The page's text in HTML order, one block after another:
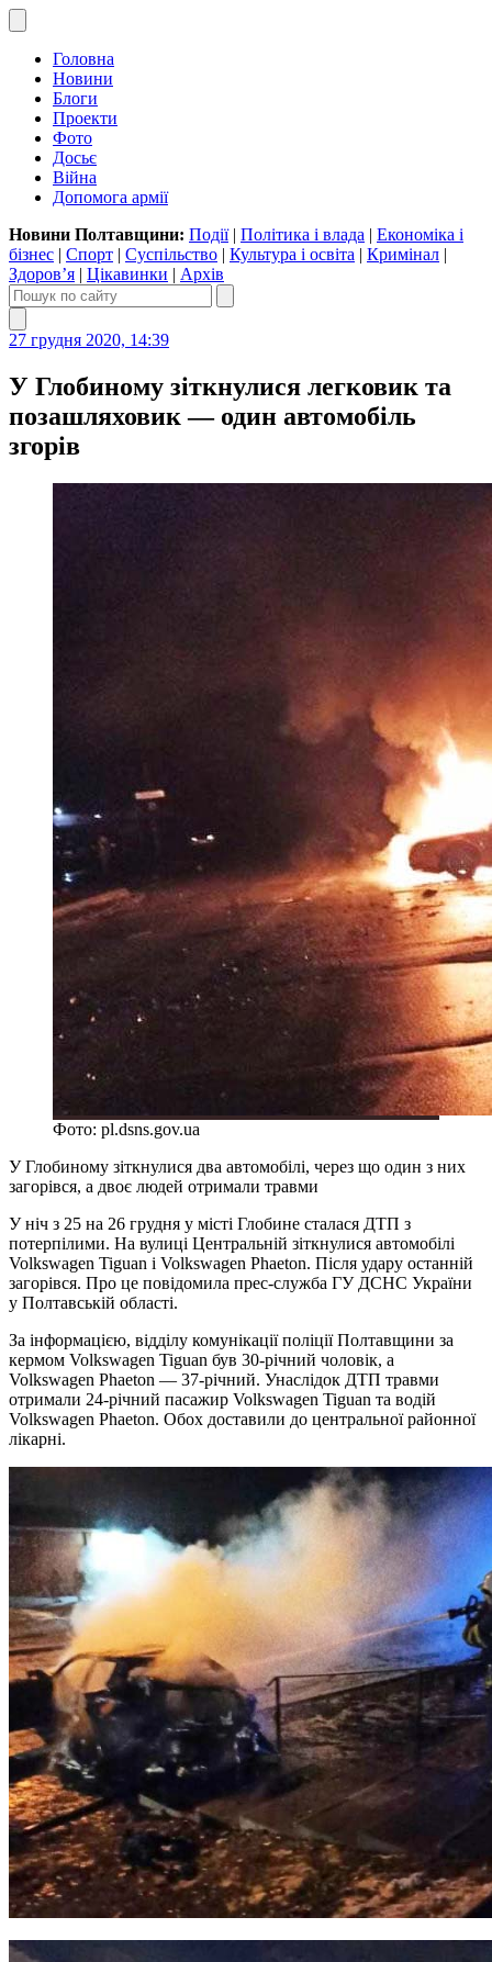
Головна
Новини
Блоги
Проекти
Фото
Досьє
Війна
Допомога армії
Новини Полтавщини: Події| Політика і влада | Економіка і
бізнес | Спорт | Суспільство | Культура і освіта | Кримінал |
Здоров’я | Цікавинки | Архів
27 грудня 2020, 14:39
У Глобиному зіткнулися легковик та
позашляховик — один автомобіль
згорів
Фото: pl.dsns.gov.ua
У Глобиному зіткнулися два автомобілі, через що один з них
загорівся, а двоє людей отримали травми
У ніч з 25 на 26 грудня у місті Глобине сталася ДТП з
потерпілими. На вулиці Центральній зіткнулися автомобілі
Volkswagen Tiguan і Volkswagen Phaeton. Після удару останній
загорівся. Про це повідомила прес-служба ГУ ДСНС України
у Полтавській області.
За інформацією, відділу комунікації поліції Полтавщини за
кермом Volkswagen Tiguan був 30-річний чоловік, а
Volkswagen Phaeton — 37-річний. Унаслідок ДТП травми
отримали 24-річний пасажир Volkswagen Tiguan та водій
Volkswagen Phaeton. Обох доставили до центральної районної
лікарні.